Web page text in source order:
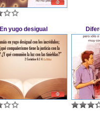
En yugo desigual